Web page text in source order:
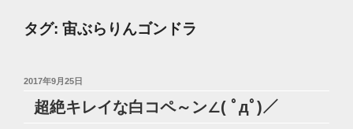
タグ: 宙ぶらりんゴンドラ
投
2017年9月25日
超絶キレイな白コペ～ン∠( ﾟдﾟ)／